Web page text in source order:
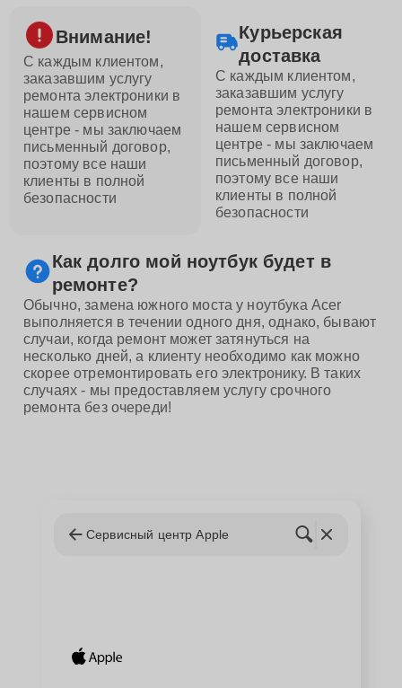
Внимание!
С каждым клиентом,
заказавшим услугу
ремонта электроники в
нашем сервисном
центре - мы заключаем
письменный договор,
поэтому все наши
клиенты в полной
безопасности
Курьерская
доставка
С каждым клиентом,
заказавшим услугу
ремонта электроники в
нашем сервисном
центре - мы заключаем
письменный договор,
поэтому все наши
клиенты в полной
безопасности
Как долго мой ноутбук будет в
ремонте?
Обычно, замена южного моста у ноутбука Acer
выполняется в течении одного дня, однако, бывают
случаи, когда ремонт может затянуться на
несколько дней, а клиенту необходимо как можно
скорее отремонтировать его электронику. В таких
случаях - мы предоставляем услугу срочного
ремонта без очереди!
Сервисный центр Apple